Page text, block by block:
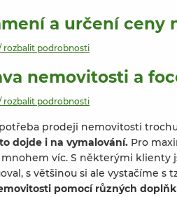
a určení ceny
rozbalit podrobnosti
nemovitosti a
rozbalit podrobnosti
prodeji nemovitosti
dojde i na vymalování. Pro
víc. S některými klienty
s většinou si ale vystačíme s
pomocí různých